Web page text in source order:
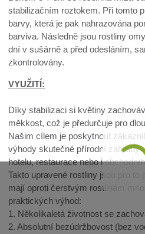
stabilizačním roztokem. Při tomto
barvy, která je pak nahrazována
barviva. Následně jsou rostliny
dní v sušárně a před odesláním,
zkontrolovány.
VYUŽITÍ:
Díky stabilizaci si květiny
měkkost, což je předurčuje pro
Našim cílem je poskytnout
výhody skutečné přírodní zahrady
hotelu, restaurace nebo i
Takto upravené rostliny jsou pro to
mají oproti čerstvým rostlinám
praktických výhod:
1. Několikaletá životnost se
2. Absolutní bezúdržbovost (bez